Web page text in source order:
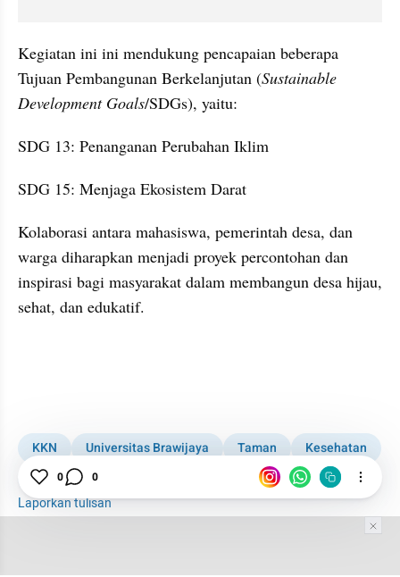
Kegiatan ini ini mendukung pencapaian beberapa
Tujuan Pembangunan Berkelanjutan (Sustainable
Development Goals/SDGs), yaitu:
SDG 13: Penanganan Perubahan Iklim
SDG 15: Menjaga Ekosistem Darat
Kolaborasi antara mahasiswa, pemerintah desa, dan
warga diharapkan menjadi proyek percontohan dan
inspirasi bagi masyarakat dalam membangun desa hijau,
sehat, dan edukatif.
KKN Universitas Brawijaya Taman
Kesehatan
SDGs
Sampah TPS
Tuban
Laporkan tulisan
0 0